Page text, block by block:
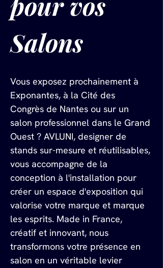
Salons
Vous exposez prochainement à
Exponantes, à la Cité des
Congrès de Nantes ou sur un
salon professionnel dans le Grand
Ouest ? AVLUNI, designer de
stands sur-mesure et réutilisables,
vous accompagne de la
conception à l'installation pour
créer un espace d'exposition qui
valorise votre marque et marque
les esprits. Made in France,
créatif et innovant, nous
transformons votre présence en
salon en un véritable levier